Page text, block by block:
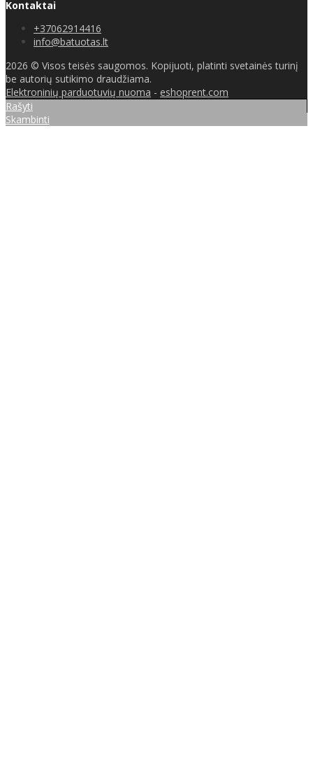
Kontaktai
+37062914416
info@batuotas.lt
2026 © Visos teisės saugomos. Kopijuoti, platinti svetainės turinį
be autorių sutikimo draudžiama.
Elektroninių parduotuvių nuoma - eshoprent.com
Rašyti
Skambinti